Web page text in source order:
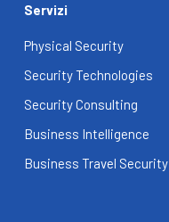
Servizi
Physical Security
Security Technologies
Security Consulting
Business Intelligence
Business Travel Security